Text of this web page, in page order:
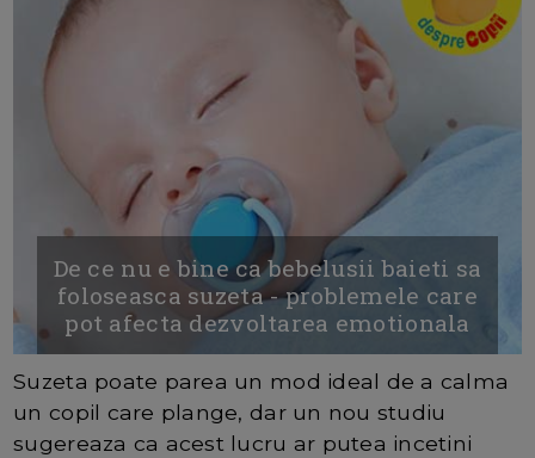
De ce nu e bine ca bebelusii baieti sa
foloseasca suzeta - problemele care
pot afecta dezvoltarea emotionala
Suzeta poate parea un mod ideal de a calma
un copil care plange, dar un nou studiu
sugereaza ca acest lucru ar putea incetini